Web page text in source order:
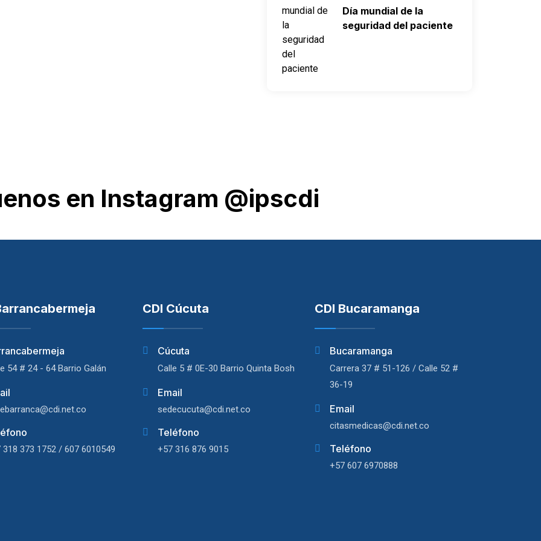
Día mundial de la
seguridad del paciente
en Instagram @ipscdi
54 # 24 - 64 Barrio Galán
318 373 1752 / 607 6010549
CDI Cúcuta
Cúcuta
Calle 5 # 0E-30 Barrio Quinta Bosh
Email
sedecucuta@cdi.net.co
Teléfono
+57 316 876 9015
CDI Bucaramanga
Bucaramanga
Carrera 37 # 51-126 / Calle 52 #
36-19
Email
citasmedicas@cdi.net.co
Teléfono
+57 607 6970888